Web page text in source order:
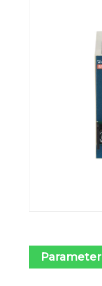
Parameter